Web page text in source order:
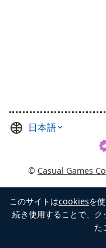
日本語
© Casual Games
利用規約
プ
このサイトはcookiesを
続き使用することで、ク
た